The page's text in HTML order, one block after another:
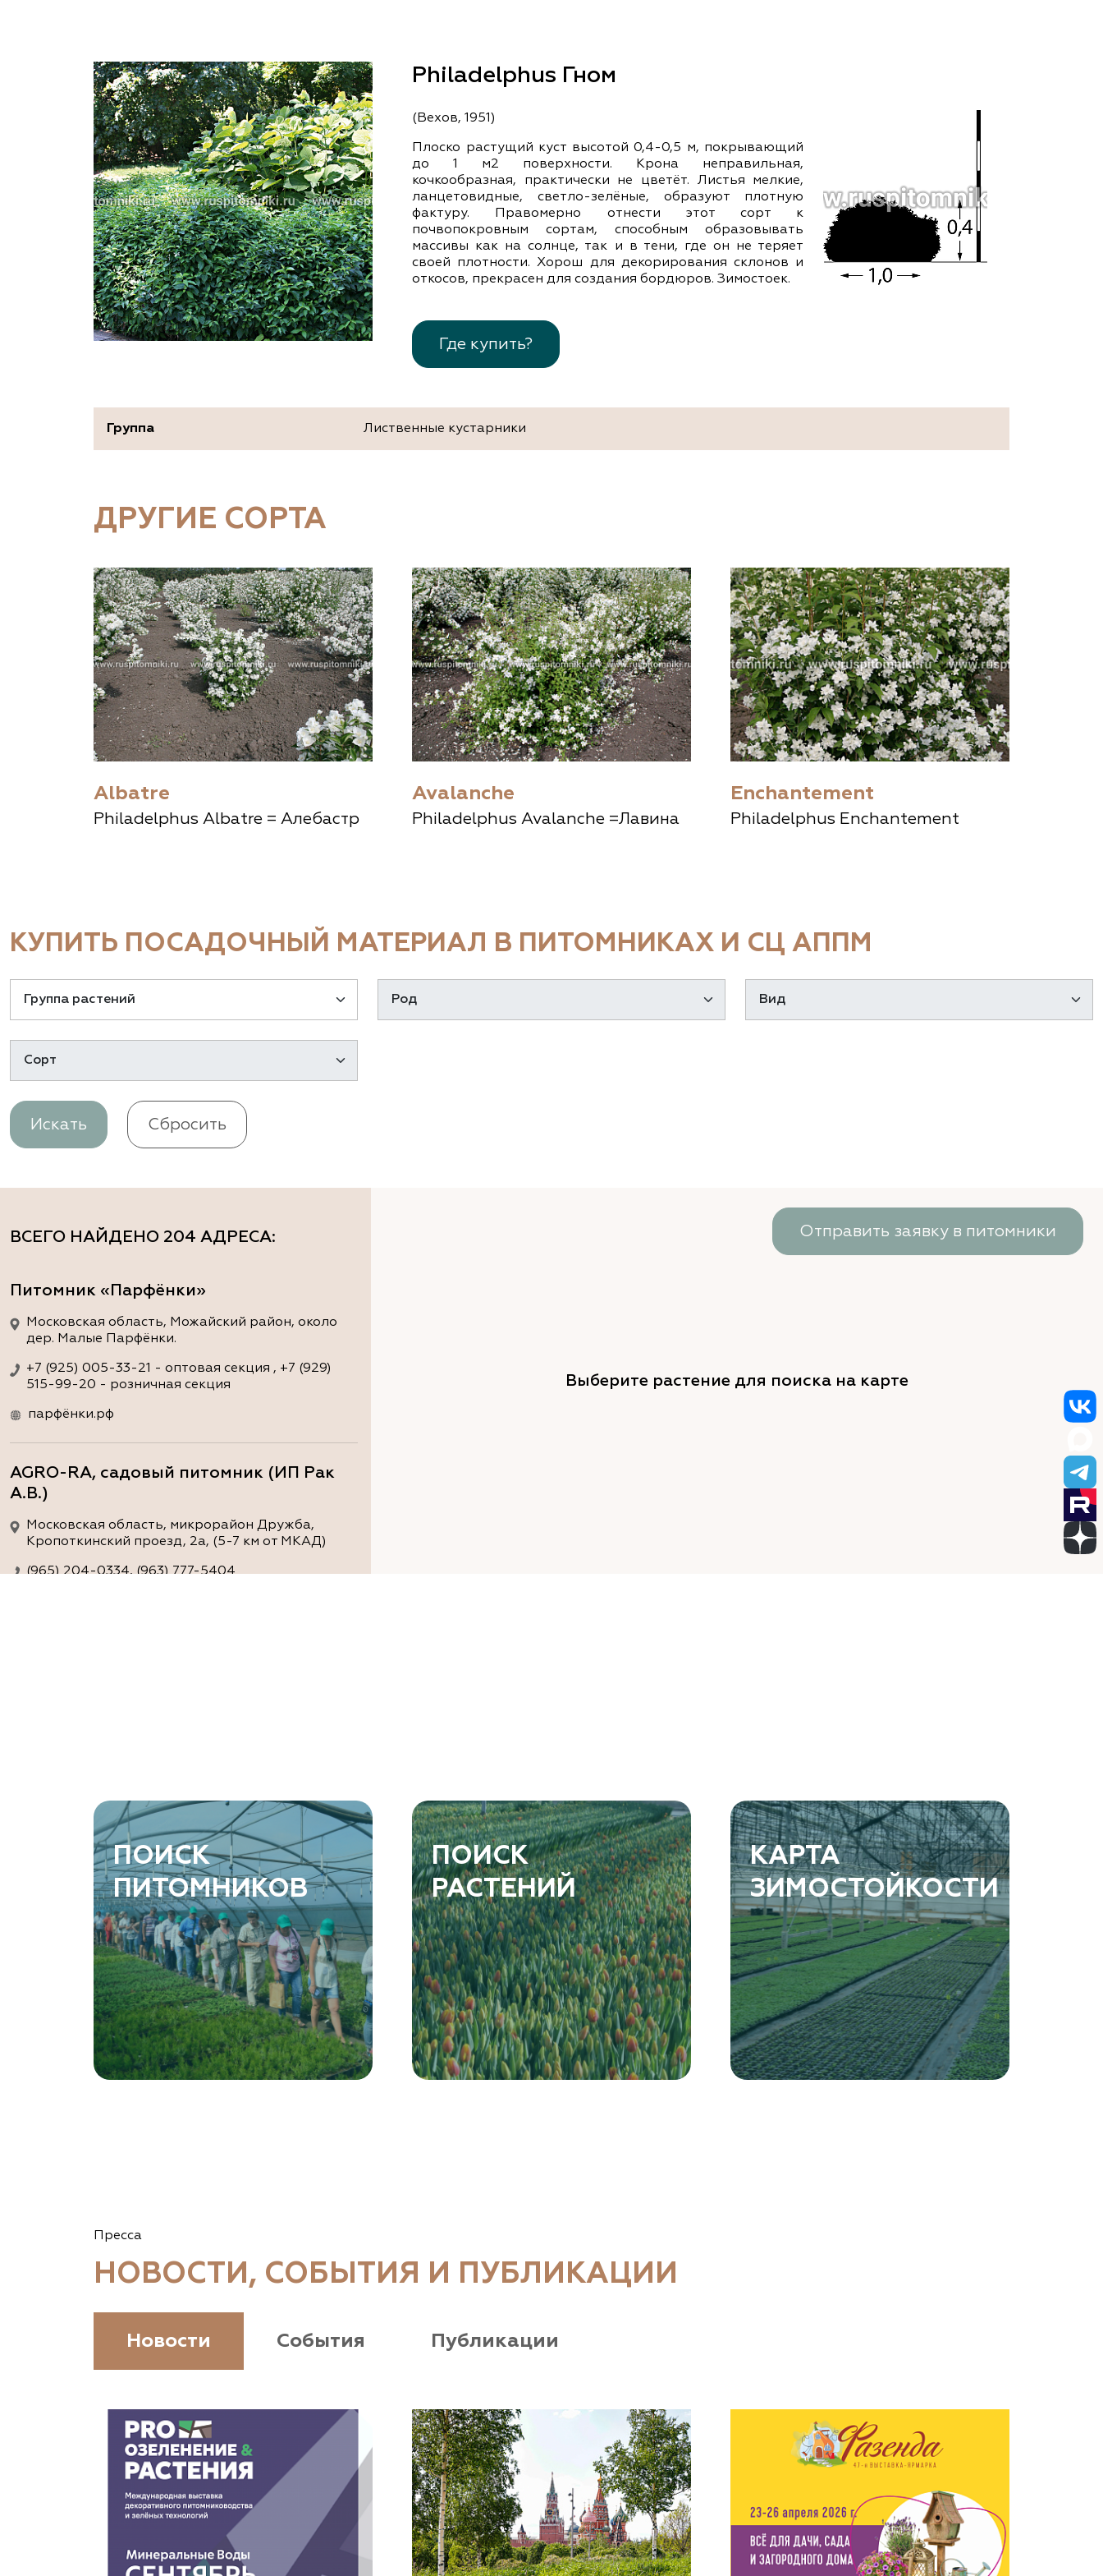
Региональные
представительстваPhiladelphus Гном
(Вехов, 1951)
Плоско растущий куст высотой 0,4-0,5 м, покрывающий
до 1 м2 поверхности. Крона неправильная,
кочкообразная, практически не цветёт. Листья мелкие,
ланцетовидные, светло-зелёные, образуют плотную
фактуру. Правомерно отнести этот сорт к
почвопокровным сортам, способным образовывать
массивы как на солнце, так и в тени, где он не теряет
своей плотности. Хорош для декорирования склонов и
откосов, прекрасен для создания бордюров. Зимостоек.
Где купить?
Группа Лиственные кустарники
ДРУГИЕ СОРТА
Albatre
Philadelphus Albatre = Алебастр
Avalanche
Philadelphus Avalanche =Лавина
Enchantement
Philadelphus Enchantement
КУПИТЬ ПОСАДОЧНЫЙ МАТЕРИАЛ В ПИТОМНИКАХ И СЦ АППМ
Искать Сбросить
ВСЕГО НАЙДЕНО 204 АДРЕСА:
Питомник «Парфёнки»
Московская область, Можайский район, около
дер. Малые Парфёнки.
+7 (925) 005-33-21 - оптовая секция , +7 (929)
515-99-20 - розничная секция
парфёнки.рф
AGRO-RA, садовый питомник (ИП Рак
А.В.)
Московская область, микрорайон Дружба,
Кропоткинский проезд, 2а, (5-7 км от МКАД)
(965) 204-0334, (963) 777-5404
ArtGreen (питомник декоративных
растений, АртГрин)
Ростовская область, Ростов-на-Дону,
Левобережная ул, дом № 37
8 966 206 7222
www.art-green.ru
Garden Group, ООО «Девелопмент Груп»
Томская область, Томский р-н, посёлок
Ветеран-4, СНТ Снабженец
Гомельская область, Гомельский р-н, с/с
Ташкентская область, Зангиатинский р-н, ул.
Канимаева, д. 9
«ЁЛЫ-ПАЛЫ», питомник декоративных
Самарская область, с. Подстепки, ул.
Фермерская 14 А
Отправить заявку в питомники
Выберите растение для поиска на карте
ПОИСК
ПИТОМНИКОВ
ПОИСК
РАСТЕНИЙ
КАРТА
ЗИМОСТОЙКОСТИ
Пресса
НОВОСТИ, СОБЫТИЯ И ПУБЛИКАЦИИ
Новости События Публикации